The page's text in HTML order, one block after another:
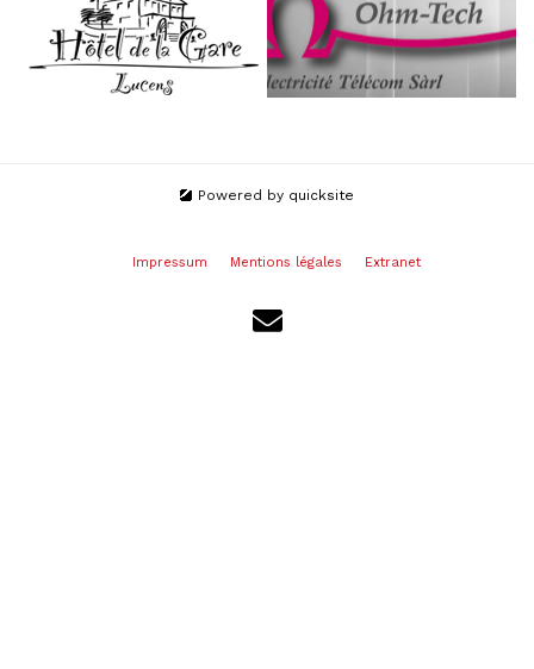
Powered by quicksite
Impressum Mentions légales Extranet